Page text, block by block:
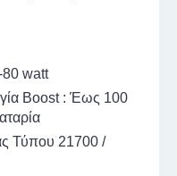
watt
Boost : Έως 100
Τύπου 21700 /